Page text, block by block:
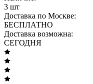
3 шт
Доставка по Москве:
БЕСПЛАТНО
Доставка возможна:
СЕГОДНЯ